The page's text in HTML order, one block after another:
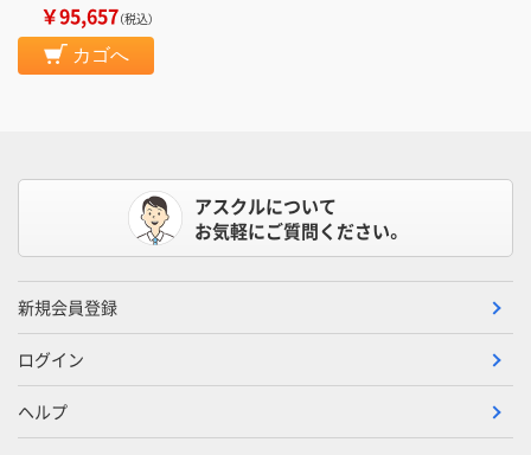
￥95,657（税込）
カゴへ
アスクルについて
お気軽にご質問ください。
新規会員登録
ログイン
ヘルプ